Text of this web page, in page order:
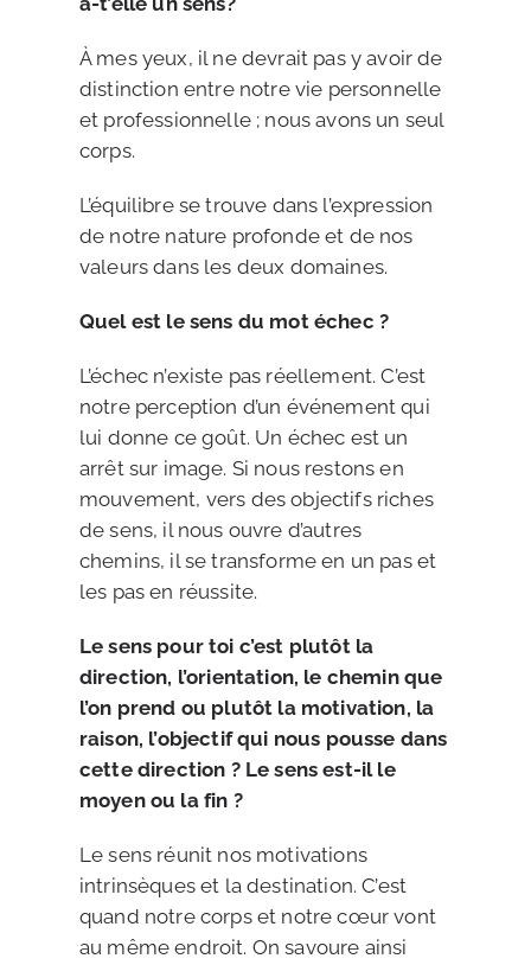
À mes yeux, il ne devrait pas y avoir de
distinction entre notre vie personnelle
et professionnelle ; nous avons un seul
corps.
L’équilibre se trouve dans l’expression
de notre nature profonde et de nos
valeurs dans les deux domaines.
Quel est le sens du mot échec ?
L’échec n’existe pas réellement. C’est
notre perception d’un événement qui
lui donne ce goût. Un échec est un
arrêt sur image. Si nous restons en
mouvement, vers des objectifs riches
de sens, il nous ouvre d’autres
chemins, il se transforme en un pas et
les pas en réussite.
Le sens pour toi c’est plutôt la
direction, l’orientation, le chemin que
l’on prend ou plutôt la motivation, la
raison, l’objectif qui nous pousse dans
cette direction ? Le sens est-il le
moyen ou la fin ?
Le sens réunit nos motivations
intrinsèques et la destination. C’est
quand notre corps et notre cœur vont
au même endroit. On savoure ainsi